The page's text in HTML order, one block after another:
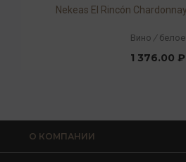
Nekeas El Rincón
Вино / белое
1 376.00 ₽
О КОМПАНИИ